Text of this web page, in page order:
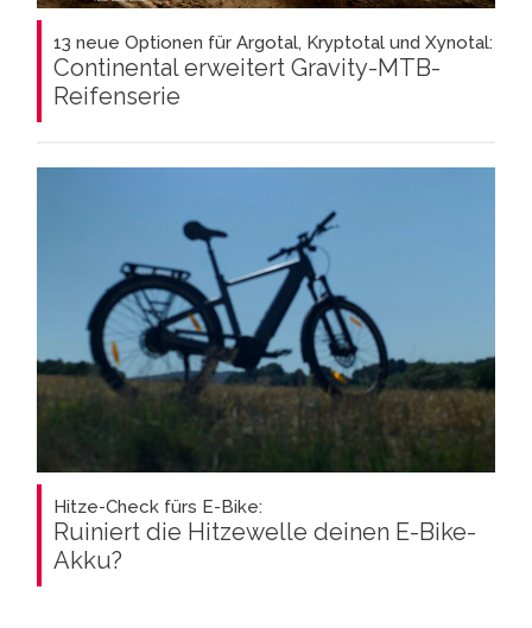
13 neue Optionen für Argotal, Kryptotal und Xynotal:
Continental erweitert Gravity-MTB-
Reifenserie
Hitze-Check fürs E-Bike:
Ruiniert die Hitzewelle deinen E-Bike-
Akku?